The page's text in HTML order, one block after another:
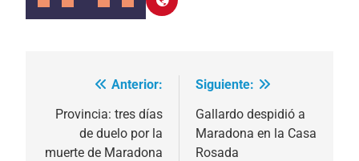
Navegación
de
entradas
Anterior:
Provincia: tres días
de duelo por la
muerte de Maradona
Siguiente:
Gallardo despidió a
Maradona en la Casa
Rosada